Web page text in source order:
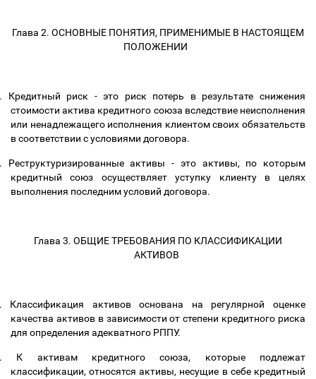
Глава 2. ОСНОВНЫЕ ПОНЯТИЯ, ПРИМЕНИМЫЕ В НАСТОЯЩЕМ
ПОЛОЖЕНИИ
Кредитный риск - это риск потерь в результате снижения
стоимости актива кредитного союза вследствие неисполнения
или ненадлежащего исполнения клиентом своих обязательств
в соответствии с условиями договора.
Реструктуризированные активы - это активы, по которым
кредитный союз осуществляет уступку клиенту в целях
выполнения последним условий договора.
Глава 3. ОБЩИЕ ТРЕБОВАНИЯ ПО КЛАССИФИКАЦИИ
АКТИВОВ
Классификация активов основана на регулярной оценке
качества активов в зависимости от степени кредитного риска
для определения адекватного РППУ.
К активам кредитного союза, которые подлежат
классификации, относятся активы, несущие в себе кредитный